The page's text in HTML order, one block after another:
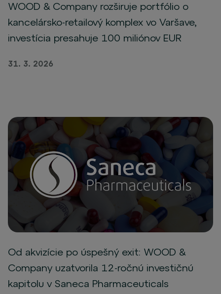
WOOD & Company rozširuje portfólio o
kancelársko-retailový komplex vo Varšave,
investícia presahuje 100 miliónov EUR
31. 3. 2026
Od akvizície po úspešný exit: WOOD &
Company uzatvorila 12-ročnú investičnú
kapitolu v Saneca Pharmaceuticals